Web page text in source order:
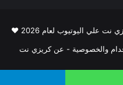
علي اليوتيوب لعام 2026 ♥
والخصوصية - عن كريزي نت